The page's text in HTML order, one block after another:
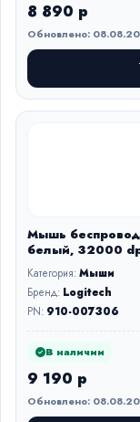
8 890 р
Обновлено:
Мышь
белый, 32000
Категория:Мыши
Бренд: Logitech
PN: 910-007306
В наличии
9 190 р
Обновлено: